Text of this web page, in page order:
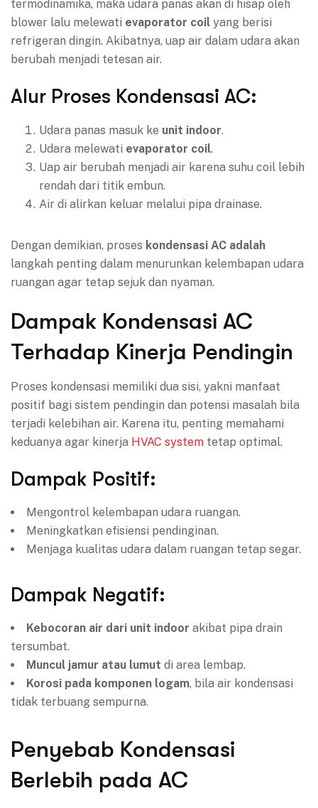
termodinamika, maka udara panas akan di hisap oleh
blower lalu melewati evaporator coil yang berisi
refrigeran dingin. Akibatnya, uap air dalam udara akan
berubah menjadi tetesan air.
Alur Proses Kondensasi AC:
Udara panas masuk ke unit indoor.
Udara melewati evaporator coil.
Uap air berubah menjadi air karena suhu coil lebih
rendah dari titik embun.
Air di alirkan keluar melalui pipa drainase.
Dengan demikian, proses kondensasi AC adalah
langkah penting dalam menurunkan kelembapan udara
ruangan agar tetap sejuk dan nyaman.
Dampak Kondensasi AC
Terhadap Kinerja Pendingin
Proses kondensasi memiliki dua sisi, yakni manfaat
positif bagi sistem pendingin dan potensi masalah bila
terjadi kelebihan air. Karena itu, penting memahami
keduanya agar kinerja HVAC system tetap optimal.
Dampak Positif:
Mengontrol kelembapan udara ruangan.
Meningkatkan efisiensi pendinginan.
Menjaga kualitas udara dalam ruangan tetap segar.
Dampak Negatif:
Kebocoran air dari unit indoor akibat pipa drain
tersumbat.
Muncul jamur atau lumut di area lembap.
Korosi pada komponen logam, bila air kondensasi
tidak terbuang sempurna.
Penyebab Kondensasi
Berlebih pada AC